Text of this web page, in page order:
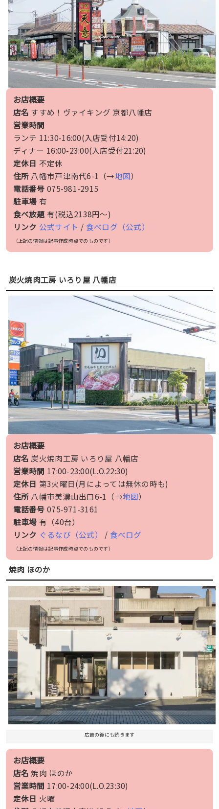
お店概要
店名 すすめ！ヴァイキング 京都八幡店
営業時間
ランチ 11:30-16:00(入店受付14:20)
ディナー 16:00-23:00(入店受付21:20)
定休日 不定休
住所 八幡市戸津南代6-1（→地図）
電話番号 075-981-2915
駐車場 有
食べ放題 有(税込2138円〜)
リンク 公式サイト / 食べログ（公式）
（上記の情報は記事作成時点でのものです）
炭火焼肉工房 いろり屋 八幡店
お店概要
店名 炭火焼肉工房 いろり屋 八幡店
営業時間 17:00-23:00(L.O.22:30)
定休日 第3火曜日(月によっては無休の時も)
住所 八幡市美濃山出口6-1（→地図）
電話番号 075-971-3161
駐車場 有（40台）
リンク ぐるなび（公式） / 食べログ
（上記の情報は記事作成時点でのものです）
焼肉 ほのか
広告の後にも続きます
お店概要
店名 焼肉 ほのか
営業時間 17:00-24:00(L.O.23:30)
定休日 火曜